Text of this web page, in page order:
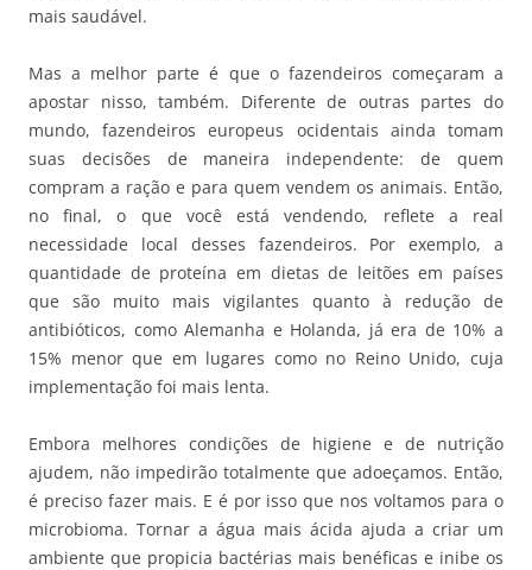
mais saudável.
Mas a melhor parte é que o fazendeiros começaram a
apostar nisso, também. Diferente de outras partes do
mundo, fazendeiros europeus ocidentais ainda tomam
suas decisões de maneira independente: de quem
compram a ração e para quem vendem os animais. Então,
no final, o que você está vendendo, reflete a real
necessidade local desses fazendeiros. Por exemplo, a
quantidade de proteína em dietas de leitões em países
que são muito mais vigilantes quanto à redução de
antibióticos, como Alemanha e Holanda, já era de 10% a
15% menor que em lugares como no Reino Unido, cuja
implementação foi mais lenta.
Embora melhores condições de higiene e de nutrição
ajudem, não impedirão totalmente que adoeçamos. Então,
é preciso fazer mais. E é por isso que nos voltamos para o
microbioma. Tornar a água mais ácida ajuda a criar um
ambiente que propicia bactérias mais benéficas e inibe os